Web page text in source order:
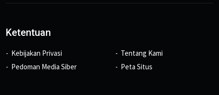
Ketentuan
Kebijakan Privasi
Pedoman Media Siber
Tentang Kami
Peta Situs